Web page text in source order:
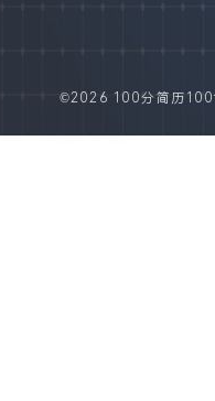
©2026 100分简历